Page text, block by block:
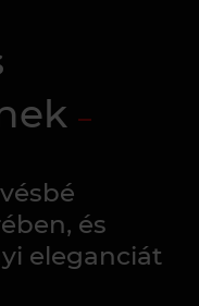
és
eleganciát